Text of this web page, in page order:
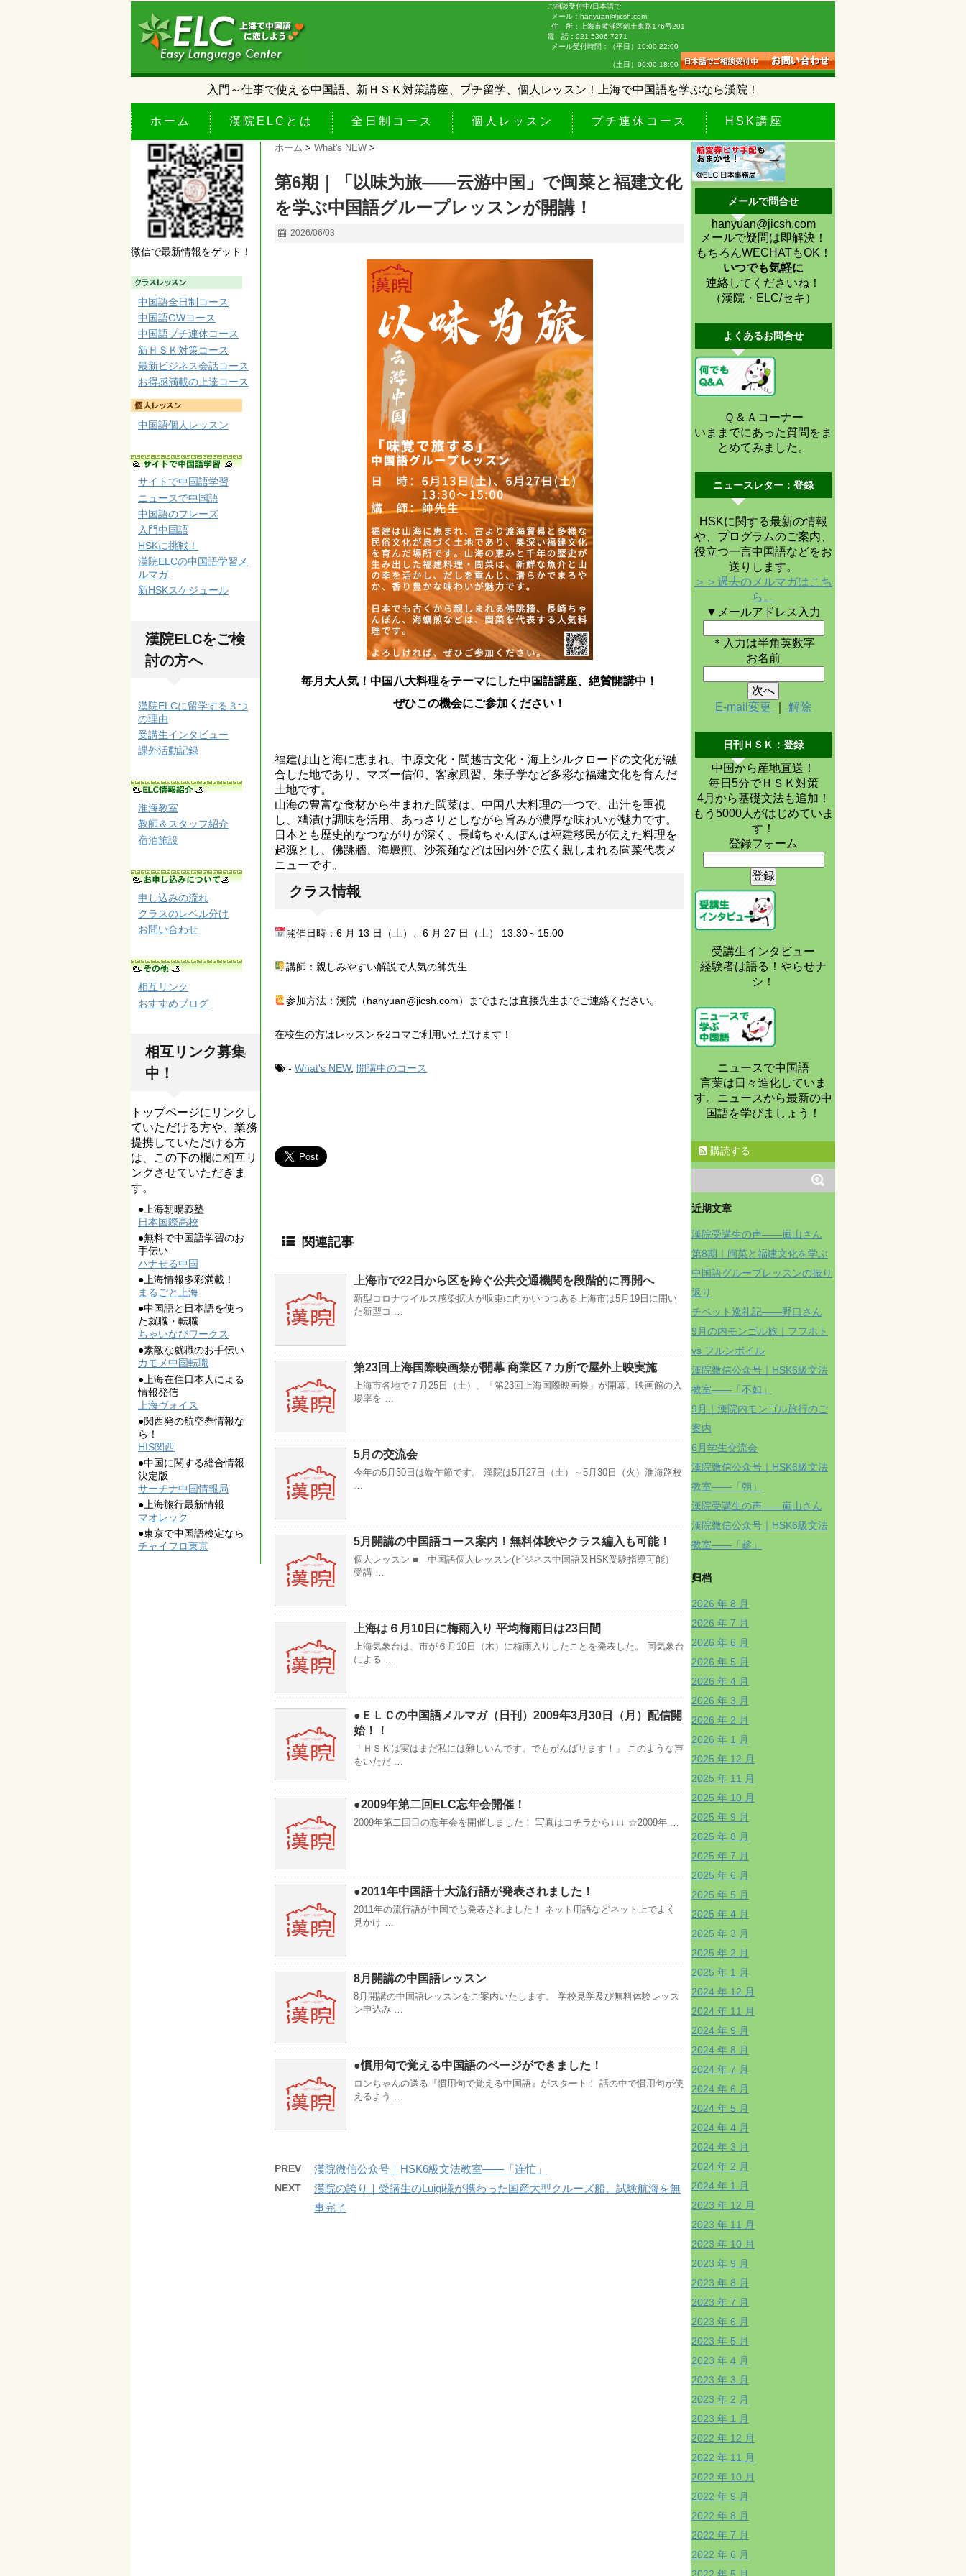
ご相談受付中/日本語で
メール：hanyuan@jicsh.com
住 所：上海市黄浦区斜土東路176号201
電 話：021-5306 7271
メール受付時間：（平日）10:00-22:00
（土日）09:00-18:00
入門～仕事で使える中国語、新ＨＳＫ対策講座、プチ留学、個人レッスン！上海で中国語を学ぶなら漢院！
ホーム 漢院ELCとは 全日制コース 個人レッスン プチ連休コース HSK講座
ホーム > What's NEW >
第6期｜「以味为旅——云游中国」で闽菜と福建文化
を学ぶ中国語グループレッスンが開講！
2026/06/03
毎月大人気！中国八大料理をテーマにした中国語講座、絶賛開講中！
ぜひこの機会にご参加ください！
福建は山と海に恵まれ、中原文化・閩越古文化・海上シルクロードの文化が融
合した地であり、マズー信仰、客家風習、朱子学など多彩な福建文化を育んだ
土地です。
山海の豊富な食材から生まれた閩菜は、中国八大料理の一つで、出汁を重視
し、糟漬け調味を活用、あっさりとしながら旨みが濃厚な味わいが魅力です。
日本とも歴史的なつながりが深く、長崎ちゃんぽんは福建移民が伝えた料理を
起源とし、佛跳牆、海蠣煎、沙茶麺などは国内外で広く親しまれる閩菜代表メ
ニューです。
クラス情報
開催日時：6 月 13 日（土）、 6 月 27 日（土） 13:30～15:00
講師：親しみやすい解説で人気の帥先生
‍参加方法：漢院（hanyuan@jicsh.com）までまたは直接先生までご連絡ください。
在校生の方はレッスンを2コマご利用いただけます！
- What's NEW, 開講中のコース
関連記事
上海市で22日から区を跨ぐ公共交通機関を段階的に再開へ
新型コロナウイルス感染拡大が収束に向かいつつある上海市は5月19日に開い
た新型コ …
第23回上海国際映画祭が開幕 商業区７カ所で屋外上映実施
上海市各地で７月25日（土）、「第23回上海国際映画祭」が開幕。映画館の入
場率を …
5月の交流会
今年の5月30日は端午節です。 漢院は5月27日（土）～5月30日（火）淮海路校
…
5月開講の中国語コース案内！無料体験やクラス編入も可能！
個人レッスン ■ 中国語個人レッスン(ビジネス中国語又HSK受験指導可能）
受講 …
上海は６月10日に梅雨入り 平均梅雨日は23日間
上海気象台は、市が６月10日（木）に梅雨入りしたことを発表した。 同気象台
による …
●ＥＬＣの中国語メルマガ（日刊）2009年3月30日（月）配信開
始！！
「ＨＳＫは実はまだ私には難しいんです。でもがんばります！」 このような声
をいただ …
●2009年第二回ELC忘年会開催！
2009年第二回目の忘年会を開催しました！ 写真はコチラから↓↓↓ ☆2009年 …
●2011年中国語十大流行語が発表されました！
2011年の流行語が中国でも発表されました！ ネット用語などネット上でよく
見かけ …
8月開講の中国語レッスン
8月開講の中国語レッスンをご案内いたします。 学校見学及び無料体験レッス
ン申込み …
●慣用句で覚える中国語のページができました！
ロンちゃんの送る『慣用句で覚える中国語』がスタート！ 話の中で慣用句が使
えるよう …
PREV 漢院微信公众号｜HSK6級文法教室——「连忙」
NEXT
漢院の誇り｜受講生のLuigi様が携わった国産大型クルーズ船、試験航海を無
事完了
メールで問合せ
hanyuan@jicsh.com
メールで疑問は即解決！
もちろんWECHATもOK！
いつでも気軽に
連絡してくださいね！
（漢院・ELC/セキ）
よくあるお問合せ
Ｑ＆Ａコーナー
いままでにあった質問をま
とめてみました。
ニュースレター：登録
HSKに関する最新の情報
や、プログラムのご案内、
役立つ一言中国語などをお
送りします。
＞＞過去のメルマガはこち
ら。
▼メールアドレス入力
＊入力は半角英数字
お名前
E-mail変更 解除
日刊ＨＳＫ：登録
中国から産地直送！
毎日5分でＨＳＫ対策
4月から基礎文法も追加！
もう5000人がはじめていま
す！
登録フォーム
受講生インタビュー
経験者は語る！やらせナ
シ！
ニュースで中国語
言葉は日々進化していま
す。ニュースから最新の中
国語を学びましょう！
購読する
近期文章
漢院受講生の声——嵐山さん
第8期｜闽菜と福建文化を学ぶ
中国語グループレッスンの振り
返り
チベット巡礼記——野口さん
9月の内モンゴル旅｜フフホト
vs フルンボイル
漢院微信公众号｜HSK6級文法
教室——「不如」
9月｜漢院内モンゴル旅行のご
案内
6月学生交流会
漢院微信公众号｜HSK6級文法
教室——「朝」
漢院受講生の声——嵐山さん
漢院微信公众号｜HSK6級文法
教室——「趁」
归档
2026 年 8 月
2026 年 7 月
2026 年 6 月
2026 年 5 月
2026 年 4 月
2026 年 3 月
2026 年 2 月
2026 年 1 月
2025 年 12 月
2025 年 11 月
2025 年 10 月
2025 年 9 月
2025 年 8 月
2025 年 7 月
2025 年 6 月
2025 年 5 月
2025 年 4 月
2025 年 3 月
2025 年 2 月
2025 年 1 月
2024 年 12 月
2024 年 11 月
2024 年 9 月
2024 年 8 月
2024 年 7 月
2024 年 6 月
2024 年 5 月
2024 年 4 月
2024 年 3 月
2024 年 2 月
2024 年 1 月
2023 年 12 月
2023 年 11 月
2023 年 10 月
2023 年 9 月
2023 年 8 月
2023 年 7 月
2023 年 6 月
2023 年 5 月
2023 年 4 月
2023 年 3 月
2023 年 2 月
2023 年 1 月
2022 年 12 月
2022 年 11 月
2022 年 10 月
2022 年 9 月
2022 年 8 月
2022 年 7 月
2022 年 6 月
2022 年 5 月
微信で最新情報をゲット！
中国語全日制コース
中国語GWコース
中国語プチ連休コース
新ＨＳＫ対策コース
最新ビジネス会話コース
お得感満載の上達コース
中国語個人レッスン
サイトで中国語学習
ニュースで中国語
中国語のフレーズ
入門中国語
HSKに挑戦！
漢院ELCの中国語学習メ
ルマガ
新HSKスケジュール
漢院ELCをご検
討の方へ
漢院ELCに留学する３つ
の理由
受講生インタビュー
課外活動記録
淮海教室
教師＆スタッフ紹介
宿泊施設
申し込みの流れ
クラスのレベル分け
お問い合わせ
相互リンク
おすすめブログ
相互リンク募集
中！
トップページにリンクし
ていただける方や、業務
提携していただける方
は、この下の欄に相互リ
ンクさせていただきま
す。
●上海朝暘義塾
日本国際高校
●無料で中国語学習のお
手伝い
ハナせる中国
●上海情報多彩満載！
まるごと上海
●中国語と日本語を使っ
た就職・転職
ちゃいなびワークス
●素敵な就職のお手伝い
カモメ中国転職
●上海在住日本人による
情報発信
上海ヴォイス
●関西発の航空券情報な
ら！
HIS関西
●中国に関する総合情報
決定版
サーチナ中国情報局
●上海旅行最新情報
マオレック
●東京で中国語検定なら
チャイフロ東京